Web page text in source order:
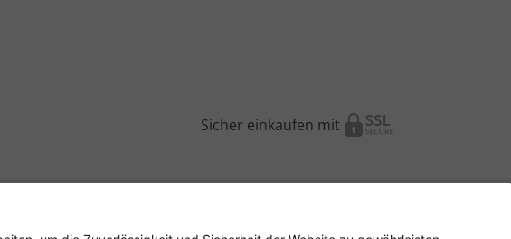
Sicher einkaufen mit